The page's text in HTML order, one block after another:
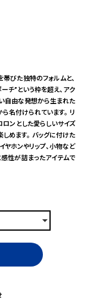
びた独特のフォルムと、
チ”という枠を超え、アク
自由な発想から生まれた
ら名付けられています。 リ
ンとした愛らしいサイズ
めます。 バッグに付けた
ヤホンやリップ、小物など
性が詰まったアイテムで